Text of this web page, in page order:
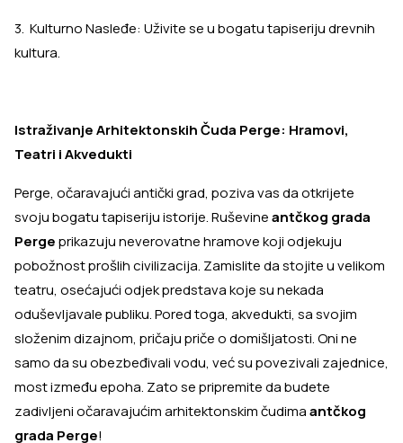
3. Kulturno Nasleđe: Uživite se u bogatu tapiseriju drevnih
kultura.
Istraživanje Arhitektonskih Čuda Perge: Hramovi,
Teatri i Akvedukti
Perge, očaravajući antički grad, poziva vas da otkrijete
svoju bogatu tapiseriju istorije. Ruševineantčkog grada
Pergeprikazuju neverovatne hramove koji odjekuju
pobožnost prošlih civilizacija. Zamislite da stojite u velikom
teatru, osećajući odjek predstava koje su nekada
oduševljavale publiku. Pored toga, akvedukti, sa svojim
složenim dizajnom, pričaju priče o domišljatosti. Oni ne
samo da su obezbeđivali vodu, već su povezivali zajednice,
most između epoha. Zato se pripremite da budete
zadivljeni očaravajućim arhitektonskim čudimaantčkog
grada Perge!